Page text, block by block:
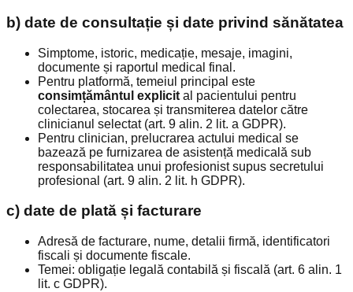
b) date de consultație și date privind sănătatea
Simptome, istoric, medicație, mesaje, imagini,
documente și raportul medical final.
Pentru platformă, temeiul principal este
consimțământul explicit al pacientului pentru
colectarea, stocarea și transmiterea datelor către
clinicianul selectat (art. 9 alin. 2 lit. a GDPR).
Pentru clinician, prelucrarea actului medical se
bazează pe furnizarea de asistență medicală sub
responsabilitatea unui profesionist supus secretului
profesional (art. 9 alin. 2 lit. h GDPR).
c) date de plată și facturare
Adresă de facturare, nume, detalii firmă, identificatori
fiscali și documente fiscale.
Temei: obligație legală contabilă și fiscală (art. 6 alin. 1
lit. c GDPR).